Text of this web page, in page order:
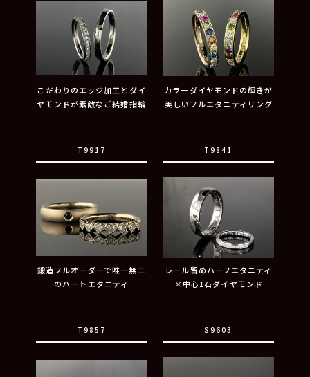
こだわりのエッジ加工とダイ
ヤモンドが素敵なご結婚指輪
T9917
カラーダイヤモンドの輝きが
美しいフルエタニティリング
T9841
鍛造フルオーダーで唯一無二
のハートエタニティ
T9857
レール留めハーフエタニティ
×中心1石ダイヤモンド
S9603